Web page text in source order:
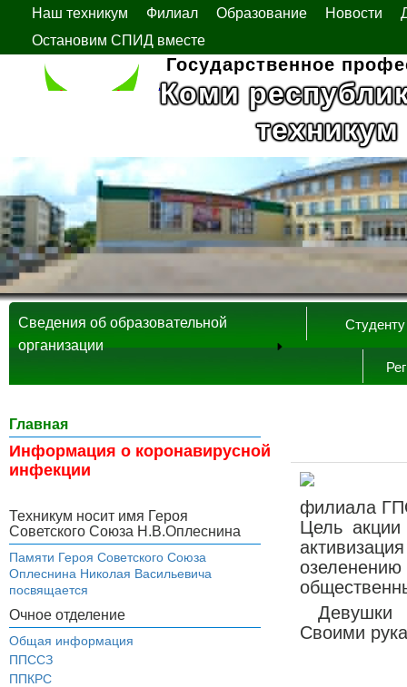
Наш техникум Филиал Образование Новости
Остановим СПИД вместе
Государственное
Коми
Студенту
Сведения об образовательной
организации
Главная
Информация о коронавирусной
инфекции
Техникум носит имя Героя
Советского Союза Н.В.Оплеснина
Памяти Героя Советского Союза
Оплеснина Николая Васильевича
посвящается
Очное отделение
Общая информация
ППССЗ
ППКРС
филиала
Цель
Девушки
Своими